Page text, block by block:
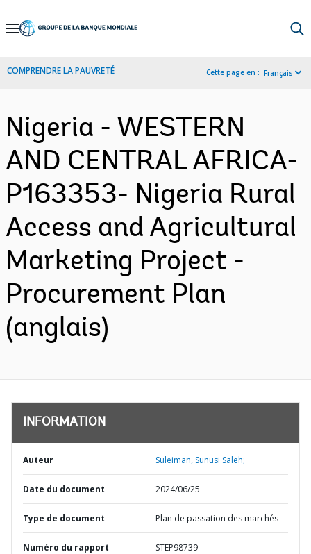
Skip
Navigation
COMPRENDRE LA PAUVRETÉ Cette page en : Français
Nigeria - WESTERN
AND CENTRAL AFRICA-
P163353- Nigeria Rural
Access and Agricultural
Marketing Project -
Procurement Plan
(anglais)
INFORMATION
Auteur Suleiman, Sunusi Saleh;
Date du document 2024/06/25
Type de document Plan de passation des marchés
Numéro du rapport STEP98739